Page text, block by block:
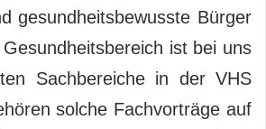
gesundheitsbewusste Bürger
ist bei uns
Sachbereiche in der VHS
solche Fachvorträge auf